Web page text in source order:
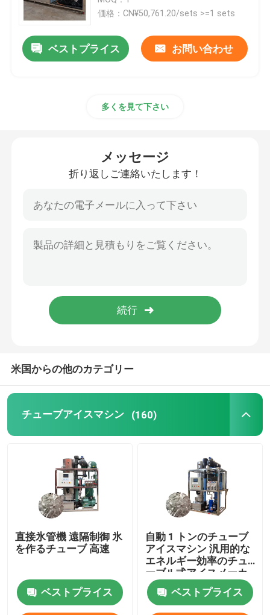
淡水の薄片の製氷機
工業用氷砕機
冷蔵室のフリーザー
商用アイスクリームブレンダー
価格：CN¥50,761.20/sets >=1 sets
ベストプライス お問い合わせ
多くを見て下さい
メッセージ
折り返しご連絡いたします！
米国からの他のカテゴリー
チューブアイスマシン (160)
直接氷管機 遠隔制御 氷
を作るチューブ 高速
ベストプライス
自動 1 トンのチューブ
アイスマシン 汎用的な
エネルギー効率のチュ
ーブル式アイスメーカ
ー
ベストプライス